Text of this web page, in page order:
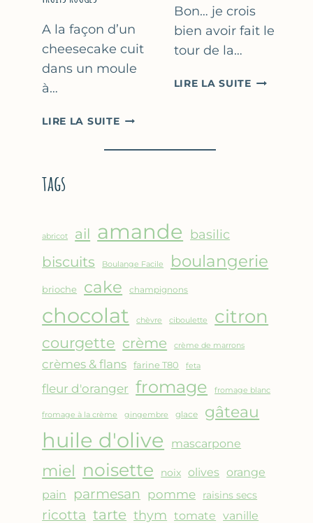
A la façon d’un
cheesecake cuit
dans un moule
à…
LIRE LA SUITETERRINE
YAOURT
&
ROUGES
Bon… je crois
bien avoir fait le
tour de la…
LIRE LA SUITEASPERGES
tags
abricot ail amande basilic
biscuits Boulange Facile boulangerie
brioche cake champignons
chocolat chèvre ciboulette citron
courgette crème crème de marrons
crèmes & flans farine T80 feta
fleur d'oranger fromage fromage blanc
fromage à la crème gingembre glace gâteau
huile d'olive mascarpone
miel noisette noix olives orange
pain
parmesan pomme raisins secs
ricotta tarte thym tomate vanille